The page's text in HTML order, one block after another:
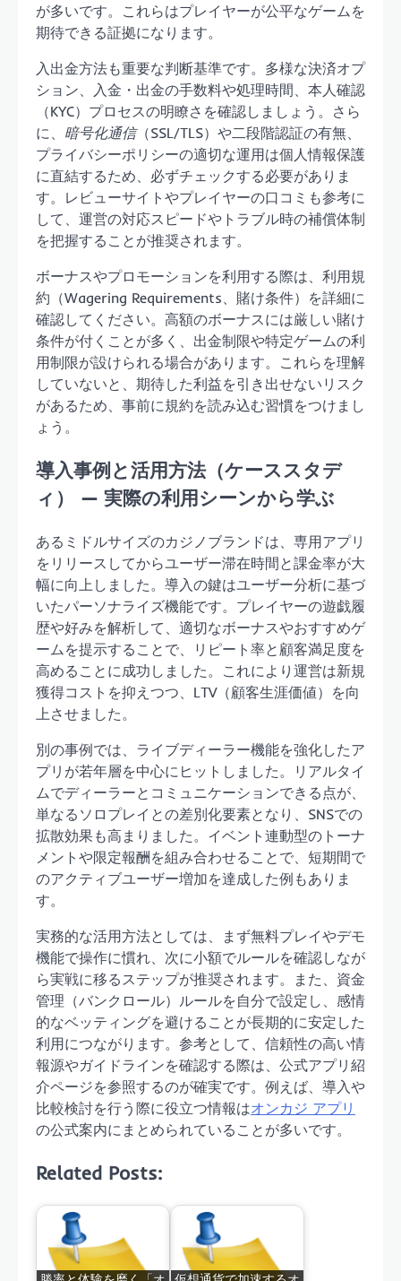
が多いです。これらはプレイヤーが公平なゲームを
期待できる証拠になります。
入出金方法も重要な判断基準です。多様な決済オプ
ション、入金・出金の手数料や処理時間、本人確認
（KYC）プロセスの明瞭さを確認しましょう。さら
に、 暗号化通信（SSL/TLS）や二段階認証の有無、
プライバシーポリシーの適切な運用は個人情報保護
に直結するため、必ずチェックする必要がありま
す。レビューサイトやプレイヤーの口コミも参考に
して、運営の対応スピードやトラブル時の補償体制
を把握することが推奨されます。
ボーナスやプロモーションを利用する際は、利用規
約（Wagering Requirements、賭け条件）を詳細に
確認してください。高額のボーナスには厳しい賭け
条件が付くことが多く、出金制限や特定ゲームの利
用制限が設けられる場合があります。これらを理解
していないと、期待した利益を引き出せないリスク
があるため、事前に規約を読み込む習慣をつけまし
ょう。
導入事例と活用方法（ケーススタデ
ィ） — 実際の利用シーンから学ぶ
あるミドルサイズのカジノブランドは、専用アプリ
をリリースしてからユーザー滞在時間と課金率が大
幅に向上しました。導入の鍵はユーザー分析に基づ
いたパーソナライズ機能です。プレイヤーの遊戯履
歴や好みを解析して、適切なボーナスやおすすめゲ
ームを提示することで、リピート率と顧客満足度を
高めることに成功しました。これにより運営は新規
獲得コストを抑えつつ、LTV（顧客生涯価値）を向
上させました。
別の事例では、ライブディーラー機能を強化したア
プリが若年層を中心にヒットしました。リアルタイ
ムでディーラーとコミュニケーションできる点が、
単なるソロプレイとの差別化要素となり、SNSでの
拡散効果も高まりました。イベント連動型のトーナ
メントや限定報酬を組み合わせることで、短期間で
のアクティブユーザー増加を達成した例もありま
す。
実務的な活用方法としては、まず無料プレイやデモ
機能で操作に慣れ、次に小額でルールを確認しなが
ら実戦に移るステップが推奨されます。また、資金
管理（バンクロール）ルールを自分で設定し、感情
的なベッティングを避けることが長期的に安定した
利用につながります。参考として、信頼性の高い情
報源やガイドラインを確認する際は、公式アプリ紹
介ページを参照するのが確実です。例えば、導入や
比較検討を行う際に役立つ情報はオンカジ アプリ
の公式案内にまとめられていることが多いです。
Related Posts: